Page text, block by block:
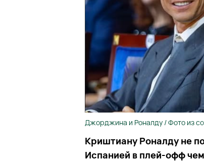
Джорджина и Роналду / Фото из
Криштиану Роналду не
Испанией в плей-офф